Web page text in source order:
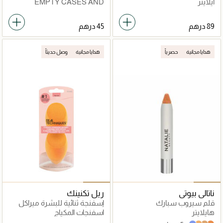
آيلاينر
EMPTY CASES AND
هدايا مجانية حصرياً
ناتالي بيوتي
قلم سيروب سبارك
هايلايتر
هدايا مجانية وصل حديثاً
ريل تكنينك
إسفنجة ثنائية للبشرة ميراكل
اسفنجات المكياج